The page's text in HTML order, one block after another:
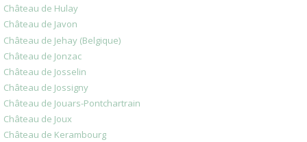
Château de Hulay
Château de Javon
Château de Jehay (Belgique)
Château de Jonzac
Château de Josselin
Château de Jossigny
Château de Jouars-Pontchartrain
Château de Joux
Château de Kerambourg